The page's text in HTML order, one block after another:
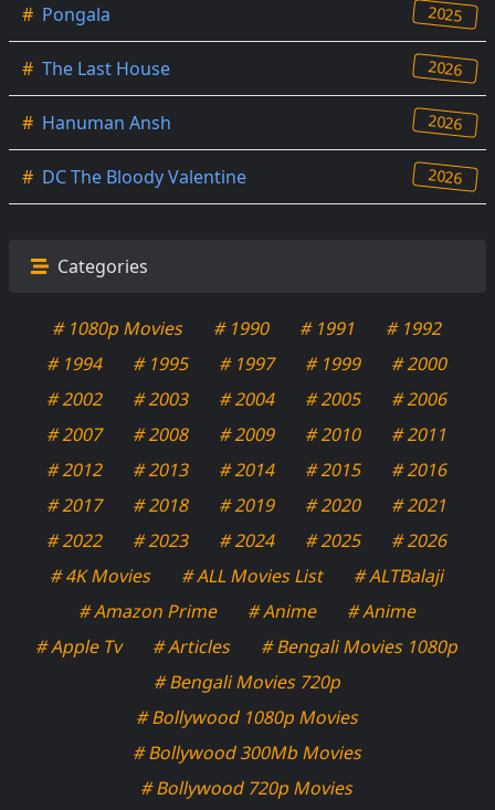
# Pongala 2025
# The Last House 2026
# Hanuman Ansh 2026
# DC The Bloody Valentine 2026
Categories
# 1080p Movies # 1990 # 1991
# 1992
# 1994
# 1995 # 1997 # 1999
# 2000
# 2002
# 2003 # 2004 # 2005
# 2006
# 2007
# 2008 # 2009 # 2010
# 2011
# 2012
# 2013 # 2014 # 2015
# 2016
# 2017
# 2018 # 2019 # 2020
# 2021
# 2022
# 2023 # 2024 # 2025
# 2026
# 4K Movies
# ALL Movies List
# ALTBalaji
# Amazon Prime
# Anime
# Anime
# Apple Tv
# Articles
# Bengali Movies 1080p
# Bengali Movies 720p
# Bollywood 1080p Movies
# Bollywood 300Mb Movies
# Bollywood 720p Movies